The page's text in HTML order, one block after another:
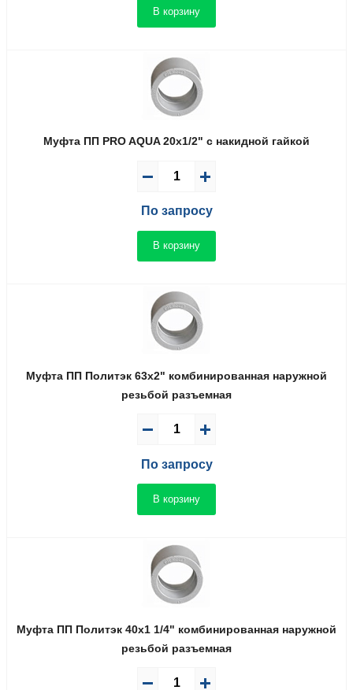
В корзину
Муфта ПП PRO AQUA 20x1/2" с накидной гайкой
По запросу
В корзину
Муфта ПП Политэк 63x2" комбинированная наружной
резьбой разъемная
По запросу
В корзину
Муфта ПП Политэк 40x1 1/4" комбинированная наружной
резьбой разъемная